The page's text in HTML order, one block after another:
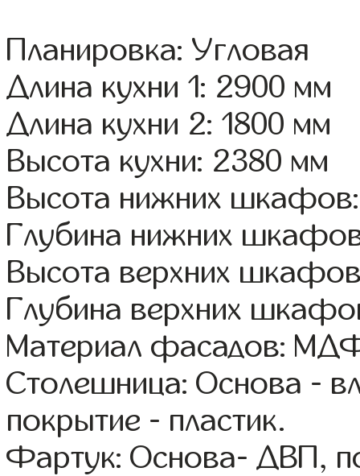
Планировка: Угловая
Длина кухни 1: 2900 мм
Длина кухни 2: 1800 мм
Высота кухни: 2380 мм
Высота нижних
Глубина нижних
Высота верхних
Глубина верхних
Материал фасадов:
Столешница: Основа -
покрытие - пластик.
Фартук: Основа- ДВП,